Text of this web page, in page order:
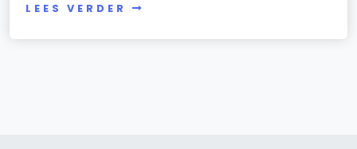
LEES VERDER